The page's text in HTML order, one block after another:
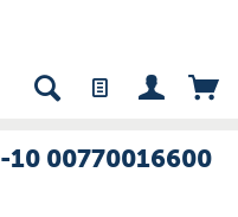
10 00770016600